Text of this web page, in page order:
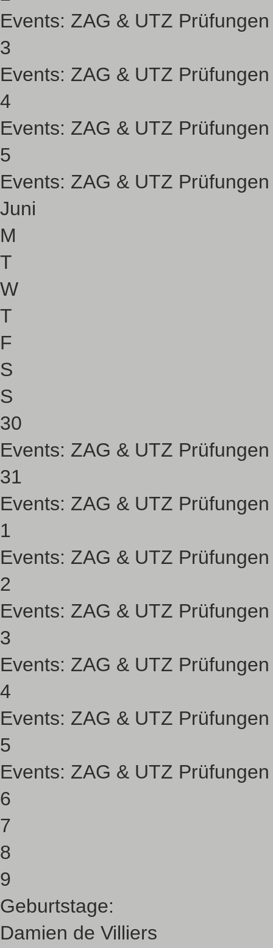
Events: ZAG & UTZ Prüfungen
3
Events: ZAG & UTZ Prüfungen
4
Events: ZAG & UTZ Prüfungen
5
Events: ZAG & UTZ Prüfungen
Juni
M
T
W
T
F
S
S
30
Events: ZAG & UTZ Prüfungen
31
Events: ZAG & UTZ Prüfungen
1
Events: ZAG & UTZ Prüfungen
2
Events: ZAG & UTZ Prüfungen
3
Events: ZAG & UTZ Prüfungen
4
Events: ZAG & UTZ Prüfungen
5
Events: ZAG & UTZ Prüfungen
6
7
8
9
Geburtstage:
Damien de Villiers